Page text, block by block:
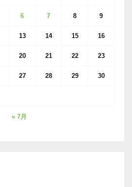
6 7 8 9
13 14 15 16
20 21 22 23
27 28 29 30
« 7月